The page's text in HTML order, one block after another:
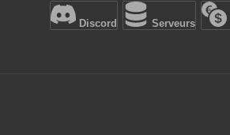
Discord Serveurs